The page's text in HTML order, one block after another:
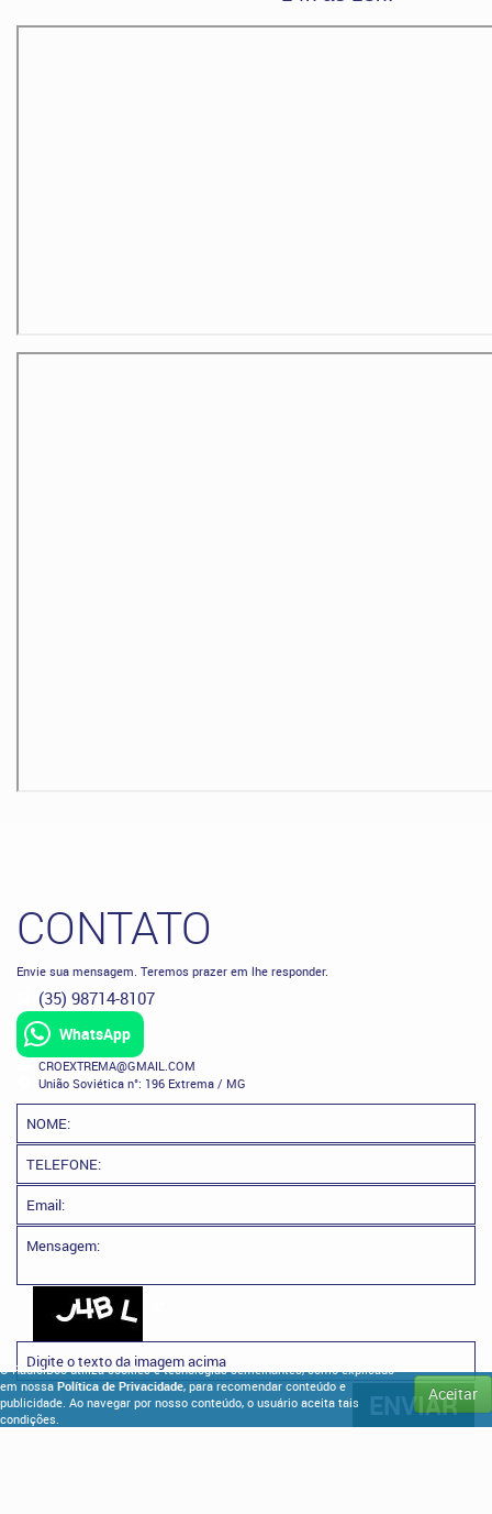
CONTATO
Envie sua mensagem. Teremos prazer em lhe responder.
(35) 98714-8107
WhatsApp
CROEXTREMA@GMAIL.COM
União Soviética n°: 196 Extrema / MG
O RadioiDoc utiliza cookies e tecnologias semelhantes, como explicado
em nossa Política de Privacidade, para recomendar conteúdo e
publicidade. Ao navegar por nosso conteúdo, o usuário aceita tais
condições.
Aceitar